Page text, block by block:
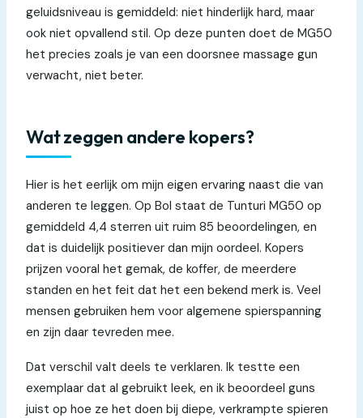
geluidsniveau is gemiddeld: niet hinderlijk hard, maar
ook niet opvallend stil. Op deze punten doet de MG50
het precies zoals je van een doorsnee massage gun
verwacht, niet beter.
Wat zeggen andere kopers?
Hier is het eerlijk om mijn eigen ervaring naast die van
anderen te leggen. Op Bol staat de Tunturi MG50 op
gemiddeld 4,4 sterren uit ruim 85 beoordelingen, en
dat is duidelijk positiever dan mijn oordeel. Kopers
prijzen vooral het gemak, de koffer, de meerdere
standen en het feit dat het een bekend merk is. Veel
mensen gebruiken hem voor algemene spierspanning
en zijn daar tevreden mee.
Dat verschil valt deels te verklaren. Ik testte een
exemplaar dat al gebruikt leek, en ik beoordeel guns
juist op hoe ze het doen bij diepe, verkrampte spieren